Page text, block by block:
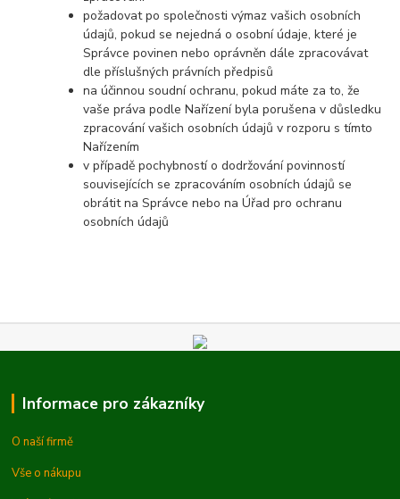
požadovat po společnosti výmaz vašich osobních
údajů, pokud se nejedná o osobní údaje, které je
Správce povinen nebo oprávněn dále zpracovávat
dle příslušných právních předpisů
na účinnou soudní ochranu, pokud máte za to, že
vaše práva podle Nařízení byla porušena v důsledku
zpracování vašich osobních údajů v rozporu s tímto
Nařízením
v případě pochybností o dodržování povinností
souvisejících se zpracováním osobních údajů se
obrátit na Správce nebo na Úřad pro ochranu
osobních údajů
Informace pro zákazníky
O naší firmě
Vše o nákupu